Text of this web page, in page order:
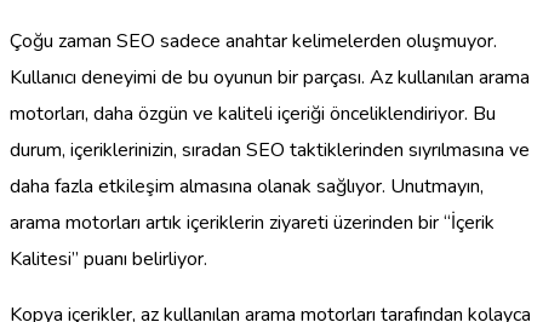
Çoğu zaman SEO sadece anahtar kelimelerden oluşmuyor.
Kullanıcı deneyimi de bu oyunun bir parçası. Az kullanılan arama
motorları, daha özgün ve kaliteli içeriği önceliklendiriyor. Bu
durum, içeriklerinizin, sıradan SEO taktiklerinden sıyrılmasına ve
daha fazla etkileşim almasına olanak sağlıyor. Unutmayın,
arama motorları artık içeriklerin ziyareti üzerinden bir “İçerik
Kalitesi” puanı belirliyor.
Kopya içerikler, az kullanılan arama motorları tarafından kolayca